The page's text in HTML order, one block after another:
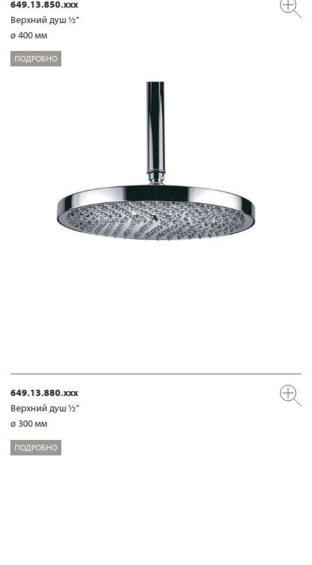
649.13.850.xxx
Верхний душ ½"
ø 400 мм
ПОДРОБНО
649.13.880.xxx
Верхний душ ½"
ø 300 мм
ПОДРОБНО